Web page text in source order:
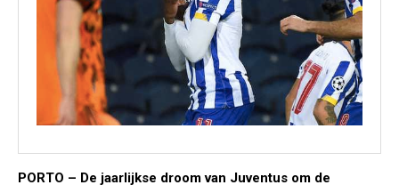
PORTO – De jaarlijkse droom van Juventus om de